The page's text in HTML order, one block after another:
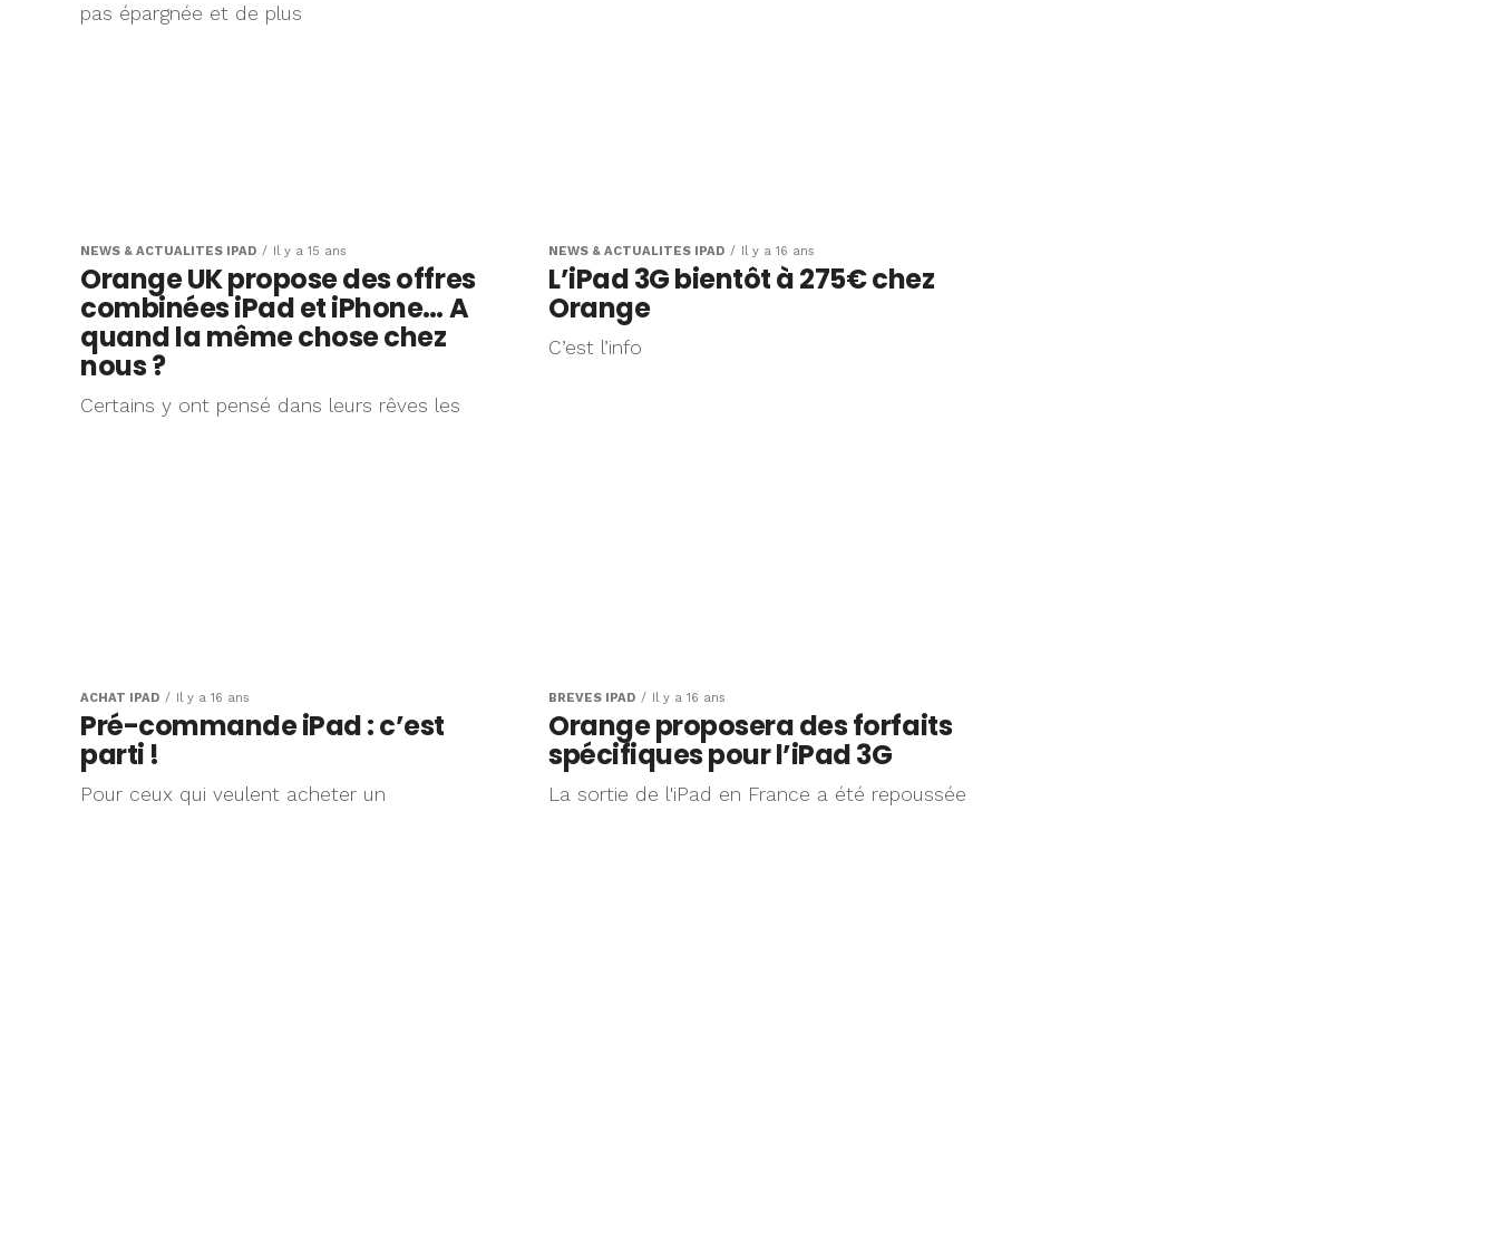
pas épargnée et de plus
NEWS & ACTUALITÉS IPAD Il y a 15 ans
Orange UK propose des offres
combinées iPad et iPhone… A
quand la même chose chez
nous ?
Certains y ont pensé dans leurs rêves les
NEWS & ACTUALITÉS IPAD Il y a 16 ans
L’iPad 3G bientôt à 275€ chez
Orange
C’est l’info
ACHAT IPAD Il y a 16 ans
Pré-commande iPad : c’est
parti !
Pour ceux qui veulent acheter un
BRÈVES IPAD Il y a 16 ans
Orange proposera des forfaits
spécifiques pour l’iPad 3G
La sortie de l'iPad en France a été repoussée